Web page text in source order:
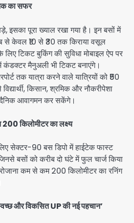
तक का सफर
इसका पूरा ख्याल रखा गया है। इन बसों में
से केवल ₹10 से ₹30 तक किराया वसूल
लिए टिकट बुकिंग की सुविधा मोबाइल ऐप पर
कंडक्टर मैनुअली भी टिकट बनाएंगे।
तक यात्रा करने वाले यात्रियों को ₹50
किसान, श्रमिक और नौकरीपेशा
आवागमन कर सकेंगे।
200 किलोमीटर का लक्ष्य
सेक्टर-90 बस डिपो में हाईटेक फास्ट
बसों को करीब दो घंटे में फुल चार्ज किया
कम से कम 200 किलोमीटर का रनिंग
और विकसित UP की नई पहचान’